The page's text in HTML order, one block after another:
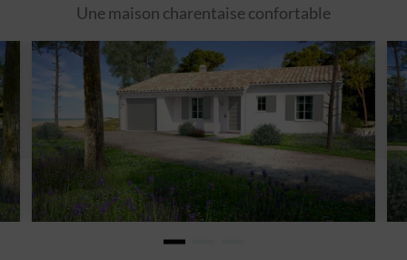
Une maison charentaise confortable